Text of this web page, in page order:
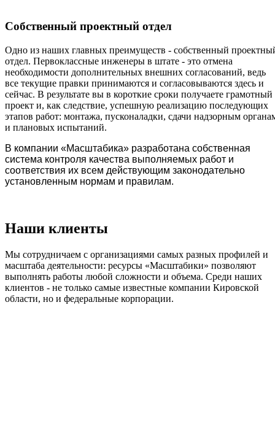
Собственный проектный отдел
Одно из наших главных преимуществ - собственный
отдел. Первоклассные инженеры в штате - это отмена
необходимости дополнительных внешних согласований, ведь
все текущие правки принимаются и согласовываются здесь и
сейчас. В результате вы в короткие сроки получаете грамотный
проект и, как следствие, успешную реализацию последующих
этапов работ: монтажа, пусконаладки, сдачи надзорным
и плановых испытаний.
В компании «Масштабика» разработана собственная
система контроля качества выполняемых работ и
соответствия их всем действующим законодательно
установленным нормам и правилам.
Наши клиенты
Мы сотрудничаем с организациями самых разных профилей и
масштаба деятельности: ресурсы «Масштабики» позволяют
выполнять работы любой сложности и объема. Среди наших
клиентов - не только самые известные компании Кировской
области, но и федеральные корпорации.